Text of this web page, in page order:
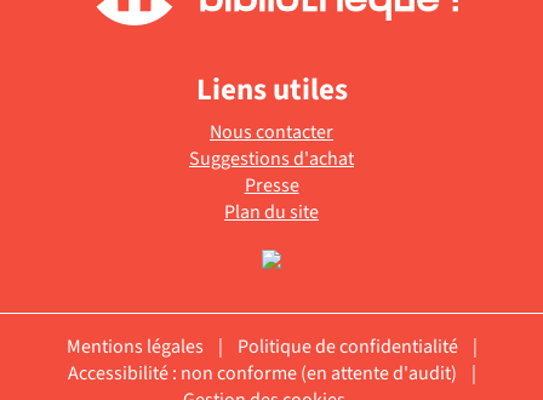
Liens utiles
Nous contacter
Suggestions d'achat
Presse
Plan du site
Mentions légales | Politique de confidentialité
|
Accessibilité : non conforme (en attente d'audit)
|